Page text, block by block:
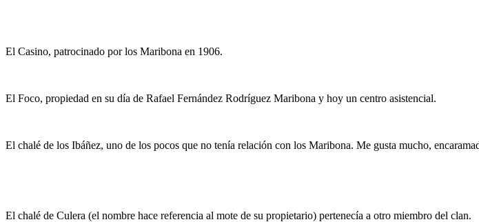
El Casino, patrocinado por los Maribona en 1906.
El Foco, propiedad en su día de Rafael Fernández Rodríguez Maribona y hoy un centro asistencial.
El chalé de los Ibáñez, uno de los pocos que no tenía relación con los Maribona. Me gusta mucho,
El chalé de Culera (el nombre hace referencia al mote de su propietario) pertenecía a otro miembro del clan.